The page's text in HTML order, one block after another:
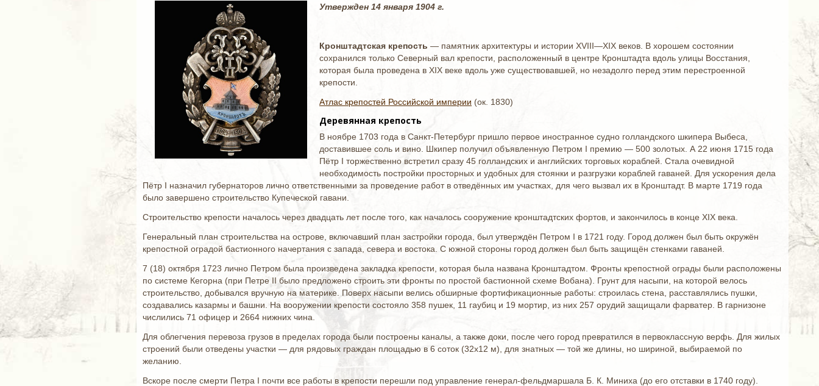
Утвержден 14 января 1904 г.
Кронштадтская крепость — памятник архитектуры и истории XVIII—XIX веков. В хорошем состоянии
сохранился только Северный вал крепости, расположенный в центре Кронштадта вдоль улицы Восстания,
которая была проведена в XIX веке вдоль уже существовавшей, но незадолго перед этим перестроенной
крепости.
Атлас крепостей Российской империи (ок. 1830)
Деревянная крепость
В ноябре 1703 года в Санкт-Петербург пришло первое иностранное судно голландского шкипера Выбеса,
доставившее соль и вино. Шкипер получил объявленную Петром I премию — 500 золотых. А 22 июня 1715 года
Пётр I торжественно встретил сразу 45 голландских и английских торговых кораблей. Стала очевидной
необходимость постройки просторных и удобных для стоянки и разгрузки кораблей гаваней. Для ускорения дела
Пётр I назначил губернаторов лично ответственными за проведение работ в отведённых им участках, для чего вызвал их в Кронштадт. В марте 1719 года
было завершено строительство Купеческой гавани.
Строительство крепости началось через двадцать лет после того, как началось сооружение кронштадтских фортов, и закончилось в конце XIX века.
Генеральный план строительства на острове, включавший план застройки города, был утверждён Петром I в 1721 году. Город должен был быть окружён
крепостной оградой бастионного начертания с запада, севера и востока. С южной стороны город должен был быть защищён стенками гаваней.
7 (18) октября 1723 лично Петром была произведена закладка крепости, которая была названа Кронштадтом. Фронты крепостной ограды были расположены
по системе Кегорна (при Петре II было предложено строить эти фронты по простой бастионной схеме Вобана). Грунт для насыпи, на которой велось
строительство, добывался вручную на материке. Поверх насыпи велись обширные фортификационные работы: строилась стена, расставлялись пушки,
создавались казармы и башни. На вооружении крепости состояло 358 пушек, 11 гаубиц и 19 мортир, из них 257 орудий защищали фарватер. В гарнизоне
числились 71 офицер и 2664 нижних чина.
Для облегчения перевоза грузов в пределах города были построены каналы, а также доки, после чего город превратился в первоклассную верфь. Для жилых
строений были отведены участки — для рядовых граждан площадью в 6 соток (32х12 м), для знатных — той же длины, но шириной, выбираемой по
желанию.
Вскоре после смерти Петра I почти все работы в крепости перешли под управление генерал-фельдмаршала Б. К. Миниха (до его отставки в 1740 году).